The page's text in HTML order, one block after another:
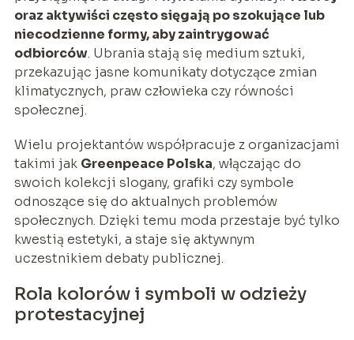
oraz aktywiści często sięgają po szokujące lub
niecodzienne formy, aby zaintrygować
odbiorców. Ubrania stają się medium sztuki,
przekazując jasne komunikaty dotyczące zmian
klimatycznych, praw człowieka czy równości
społecznej.
Wielu projektantów współpracuje z organizacjami
takimi jak Greenpeace Polska, włączając do
swoich kolekcji slogany, grafiki czy symbole
odnoszące się do aktualnych problemów
społecznych. Dzięki temu moda przestaje być tylko
kwestią estetyki, a staje się aktywnym
uczestnikiem debaty publicznej.
Rola kolorów i symboli w odzieży
protestacyjnej